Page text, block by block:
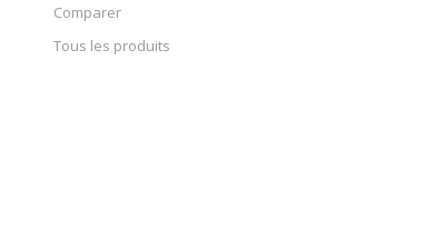
Comparer
Tous les produits